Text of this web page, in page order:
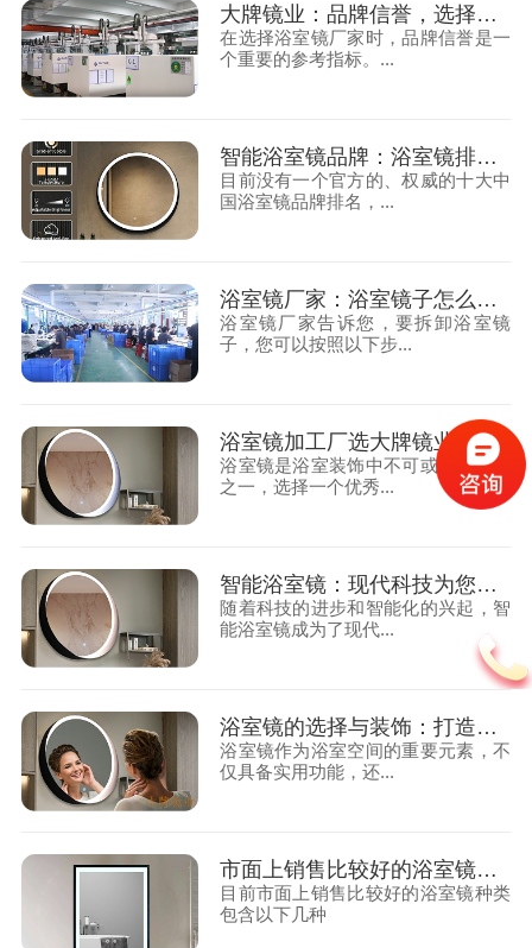
大牌镜业：品牌信誉，选择有口碑的浴室镜厂家
在选择浴室镜厂家时，品牌信誉是一
个重要的参考指标。...
智能浴室镜品牌：浴室镜排名前十的厂家有哪些？
目前没有一个官方的、权威的十大中
国浴室镜品牌排名，...
浴室镜厂家：浴室镜子怎么拆卸下来
浴室镜厂家告诉您，要拆卸浴室镜
子，您可以按照以下步...
浴室镜加工厂选大牌镜业，打造品质与创新的完美结合
浴室镜是浴室装饰中不可或缺的元素
之一，选择一个优秀...
智能浴室镜：现代科技为您的浴室升级
随着科技的进步和智能化的兴起，智
能浴室镜成为了现代...
浴室镜的选择与装饰：打造个性化的浴室空间
浴室镜作为浴室空间的重要元素，不
仅具备实用功能，还...
市面上销售比较好的浴室镜有哪些？—大牌镜业
目前市面上销售比较好的浴室镜种类
包含以下几种